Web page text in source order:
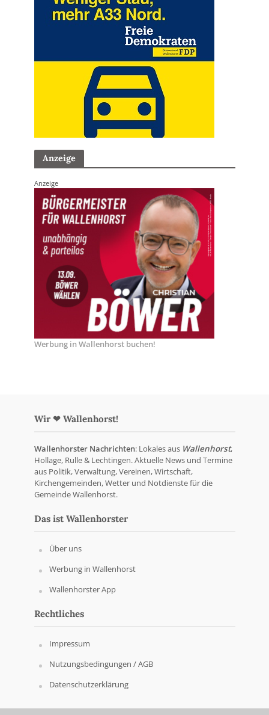
Anzeige
Anzeige
Werbung in Wallenhorst buchen!
Wir ❤ Wallenhorst!
Wallenhorster Nachrichten: Lokales aus Wallenhorst,
Hollage, Rulle & Lechtingen. Aktuelle News und Termine
aus Politik, Verwaltung, Vereinen, Wirtschaft,
Kirchengemeinden, Wetter und Notdienste für die
Gemeinde Wallenhorst.
Das ist Wallenhorster
Über uns
Werbung in Wallenhorst
Wallenhorster App
Rechtliches
Impressum
Nutzungsbedingungen / AGB
Datenschutzerklärung